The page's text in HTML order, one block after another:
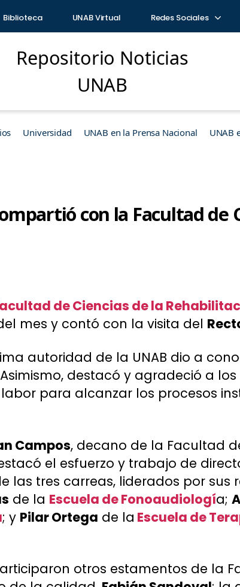
Biblioteca UNAB Virtual Redes Sociales
Repositorio Noticias
UNAB
Universidad UNAB en la Prensa Nacional UNAB
con la Facultad de
de Ciencias de la
mes y contó con la visita del
autoridad de la UNAB dio a
Asimismo, destacó y agradeció a
para alcanzar los procesos
Campos, decano de la Facultad
el esfuerzo y trabajo de
las tres carreas, liderados por sus
de la Escuela de Fonoaudiología;
; y Pilar Ortega de la Escuela de
otros estamentos de la